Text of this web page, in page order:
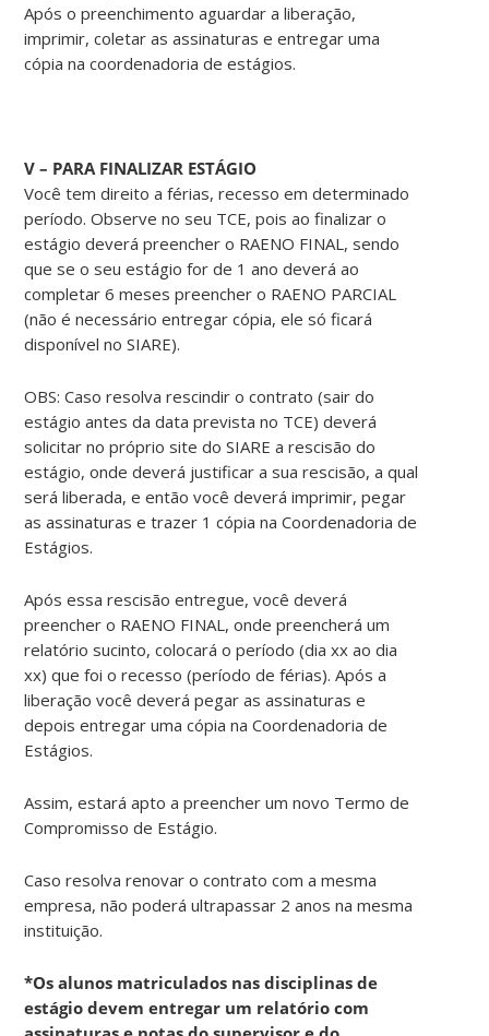
Após o preenchimento aguardar a liberação,
imprimir, coletar as assinaturas e entregar uma
cópia na coordenadoria de estágios.
V – PARA FINALIZAR ESTÁGIO
Você tem direito a férias, recesso em determinado
período. Observe no seu TCE, pois ao finalizar o
estágio deverá preencher o RAENO FINAL, sendo
que se o seu estágio for de 1 ano deverá ao
completar 6 meses preencher o RAENO PARCIAL
(não é necessário entregar cópia, ele só ficará
disponível no SIARE).
OBS: Caso resolva rescindir o contrato (sair do
estágio antes da data prevista no TCE) deverá
solicitar no próprio site do SIARE a rescisão do
estágio, onde deverá justificar a sua rescisão, a qual
será liberada, e então você deverá imprimir, pegar
as assinaturas e trazer 1 cópia na Coordenadoria de
Estágios.
Após essa rescisão entregue, você deverá
preencher o RAENO FINAL, onde preencherá um
relatório sucinto, colocará o período (dia xx ao dia
xx) que foi o recesso (período de férias). Após a
liberação você deverá pegar as assinaturas e
depois entregar uma cópia na Coordenadoria de
Estágios.
Assim, estará apto a preencher um novo Termo de
Compromisso de Estágio.
Caso resolva renovar o contrato com a mesma
empresa, não poderá ultrapassar 2 anos na mesma
instituição.
*Os alunos matriculados nas disciplinas de
estágio devem entregar um relatório com